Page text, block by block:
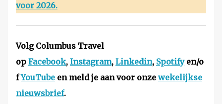
voor 2026.
Volg Columbus Travel
op Facebook, Instagram, Linkedin, Spotifyen/o
fYouTube en meld je aan voor onze wekelijkse
nieuwsbrief.